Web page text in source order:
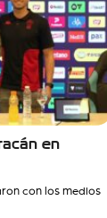
en
con los medios